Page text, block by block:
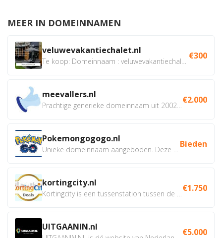
MEER IN DOMEINNAMEN
veluwevakantiechalet.nl €300
meevallers.nl €2.000
Pokemongogogo.nl Bieden
kortingcity.nl €1.750
UITGAANIN.nl €5.000